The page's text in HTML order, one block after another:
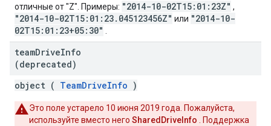
отличные от "Z". Примеры: "2014-10-02T15:01:23Z" ,
"2014-10-02T15:01:23.045123456Z" или "2014-10-
02T15:01:23+05:30"
teamDriveInfo
(deprecated)
object ( TeamDriveInfo )
Это поле устарело 10 июня 2019 года. Пожалуйста,
используйте вместо него SharedDriveInfo . Поддержка